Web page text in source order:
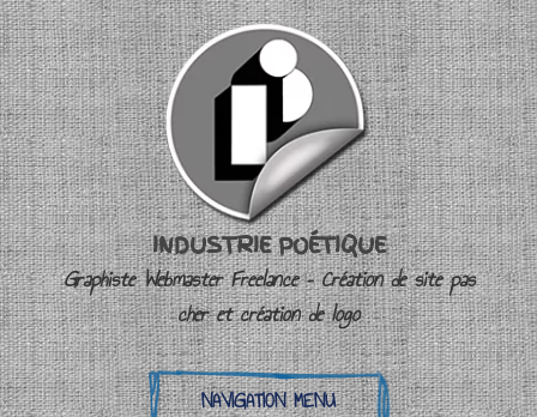
INDUSTRIE POÉTIQUE
Graphiste Webmaster Freelance – Création de site pas
cher et création de logo
NAVIGATION MENU